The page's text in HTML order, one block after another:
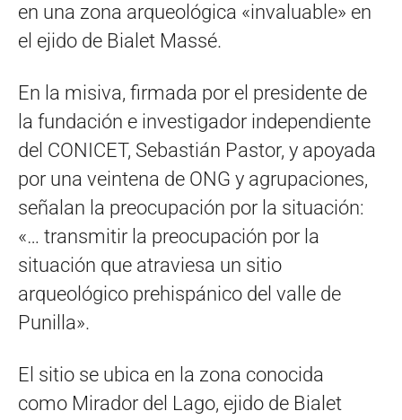
en una zona arqueológica «invaluable» en
el ejido de Bialet Massé.
En la misiva, firmada por el presidente de
la fundación e investigador independiente
del CONICET, Sebastián Pastor, y apoyada
por una veintena de ONG y agrupaciones,
señalan la preocupación por la situación:
«… transmitir la preocupación por la
situación que atraviesa un sitio
arqueológico prehispánico del valle de
Punilla».
El sitio se ubica en la zona conocida
como Mirador del Lago, ejido de Bialet